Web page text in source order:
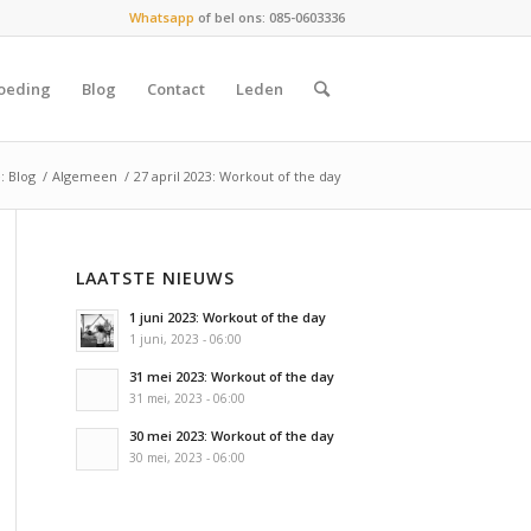
Whatsapp of bel ons: 085-0603336
Blog Contact Leden
Blog / Algemeen / 27 april 2023: Workout of the day
LAATSTE NIEUWS
1 juni 2023: Workout of the day
1 juni, 2023 - 06:00
31 mei 2023: Workout of the day
31 mei, 2023 - 06:00
30 mei 2023: Workout of the day
30 mei, 2023 - 06:00